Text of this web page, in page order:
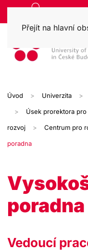
Přejít na hlavní
Úvod Univerzita
Úsek prorektora
rozvoj Centrum pro
poradna
poradna
Vedoucí